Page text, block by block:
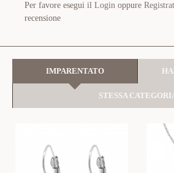
Per favore esegui il Login oppure
recensione
IMPARENTATO
STESSA